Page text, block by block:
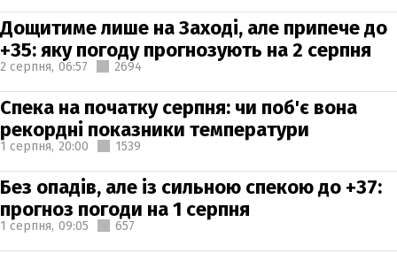
Дощитиме лише на Заході, але припече до
+35: яку погоду прогнозують на 2 серпня
2 серпня, 06:57 2694
Спека на початку серпня: чи поб'є вона
рекордні показники температури
1 серпня, 20:00 1539
Без опадів, але із сильною спекою до +37:
прогноз погоди на 1 серпня
1 серпня, 09:05 657